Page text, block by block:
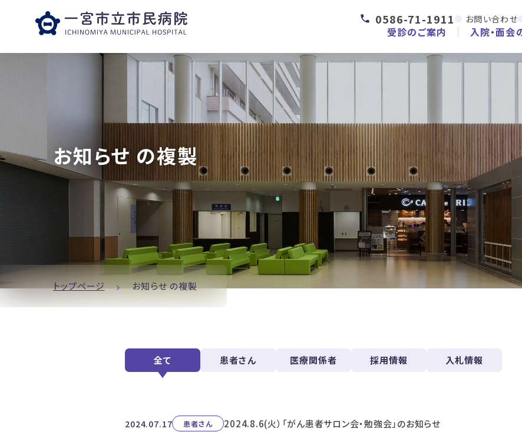
0586-71-1911 お問い合わせ
受診のご案内 入院・面会
お知らせ の複製
トップページ お知らせ の複製
全て 患者さん 医療関係者 採用情報 入札情報
2024.07.17 患者さん 2024.8.6(火）「がん患者サロン会・勉強会」のお知らせ